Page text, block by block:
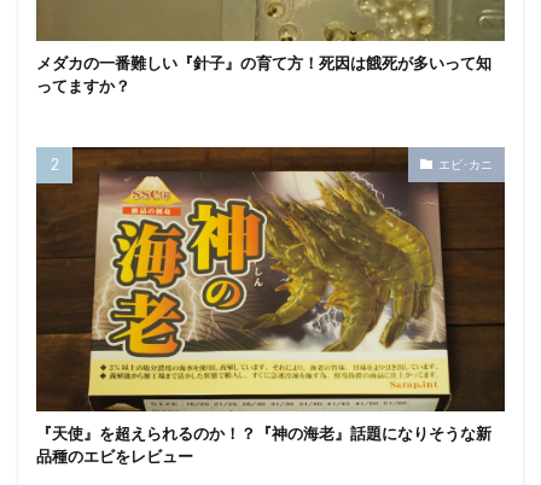
メダカの一番難しい『針子』の育て方！死因は餓死が多いって知
ってますか？
エビ･カニ
『天使』を超えられるのか！？『神の海老』話題になりそうな新
品種のエビをレビュー